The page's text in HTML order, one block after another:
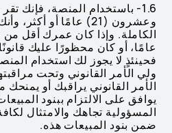
1.6- باستخدام المنصة، فإنك
وعشرون (21) عامًا أو
عامًا، أو كان محظورًا عليك
فحينئذٍ لا يجوز لك استخدام
ولي الأمر القانوني وتحت
الأمر القانوني يراقبك أو
يوافق على الالتزام ببنود
المسؤولية تجاهك والامتثال
ضمن بنود المبيعات هذه.